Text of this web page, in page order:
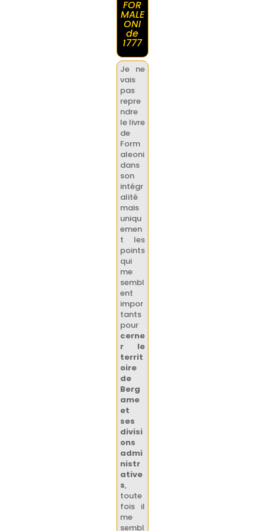
FOR
MALE
ONI
de
1777
Je ne
vais
pas
repre
ndre
le livre
de
Form
aleoni
dans
son
intégr
alité
mais
uniqu
emen
t les
points
qui
me
sembl
ent
impor
tants
pour
cerne
r le
territ
oire
de
Berg
ame
et
ses
divisi
ons
admi
nistr
ative
s,
toute
fois il
me
sembl